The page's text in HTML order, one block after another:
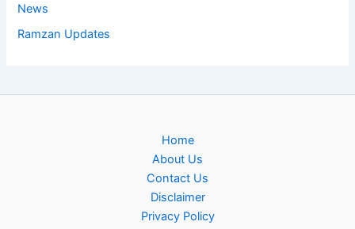
News
Ramzan Updates
Home
About Us
Contact Us
Disclaimer
Privacy Policy